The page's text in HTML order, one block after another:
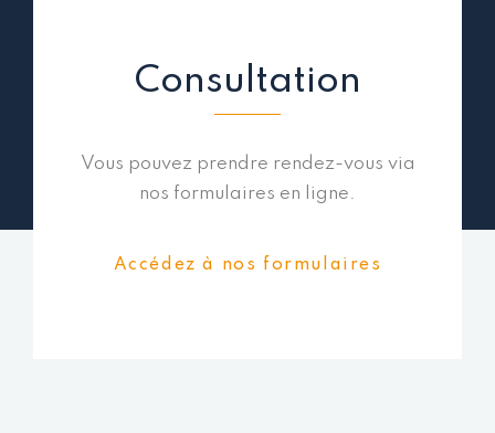
Consultation
Vous pouvez prendre rendez-vous via
nos formulaires en ligne.
Accédez à nos formulaires